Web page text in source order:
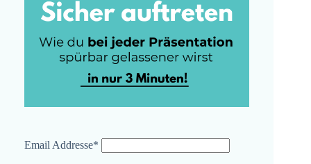
Email Addresse*